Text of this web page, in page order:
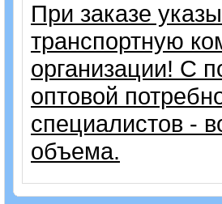
При заказе
транспортную
организации! С
оптовой
специалистов -
объема.